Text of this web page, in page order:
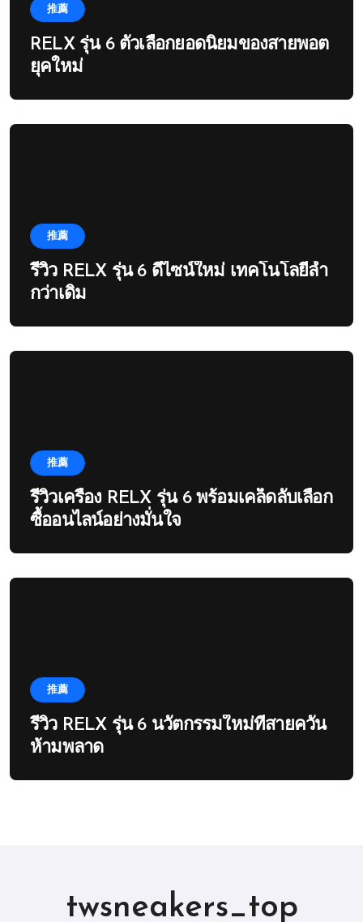
推薦
RELX รุ่น 6 ตัวเลือกยอดนิยมของสายพอต
ยุคใหม่
推薦
รีวิว RELX รุ่น 6 ดีไซน์ใหม่ เทคโนโลยีล้ำ
กว่าเดิม
推薦
รีวิวเครื่อง RELX รุ่น 6 พร้อมเคล็ดลับเลือก
ซื้ออนไลน์อย่างมั่นใจ
推薦
รีวิว RELX รุ่น 6 นวัตกรรมใหม่ที่สายควัน
ห้ามพลาด
twsneakers_top